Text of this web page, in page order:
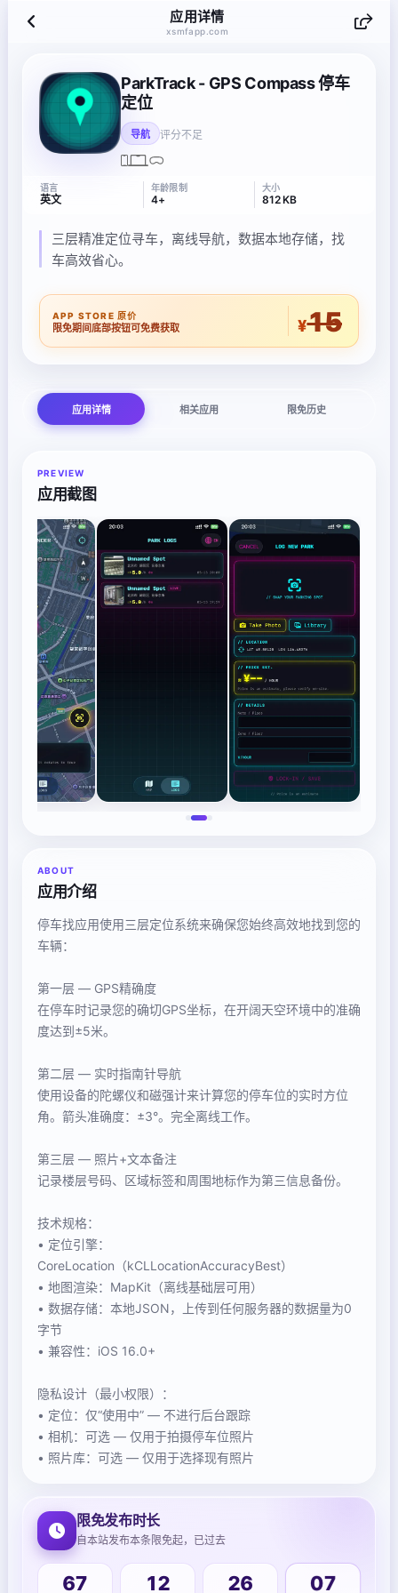
应用详情
xsmfapp.com
ParkTrack - GPS Compass 停车
定位
导航 评分不足
语言
英文
年龄限制
4+
大小
812 KB
三层精准定位寻车，离线导航，数据本地存储，找
车高效省心。
APP STORE 原价
限免期间底部按钮可免费获取 ¥15
应用详情 相关应用 限免历史
PREVIEW
应用截图
ABOUT
应用介绍
停车找应用使用三层定位系统来确保您始终高效地找到您的
车辆：
第一层 — GPS精确度
在停车时记录您的确切GPS坐标，在开阔天空环境中的准确
度达到±5米。
第二层 — 实时指南针导航
使用设备的陀螺仪和磁强计来计算您的停车位的实时方位
角。箭头准确度：±3°。完全离线工作。
第三层 — 照片+文本备注
记录楼层号码、区域标签和周围地标作为第三信息备份。
技术规格：
• 定位引擎：
CoreLocation（kCLLocationAccuracyBest）
• 地图渲染：MapKit（离线基础层可用）
• 数据存储：本地JSON，上传到任何服务器的数据量为0
字节
• 兼容性：iOS 16.0+
隐私设计（最小权限）：
• 定位：仅“使用中” — 不进行后台跟踪
• 相机：可选 — 仅用于拍摄停车位照片
• 照片库：可选 — 仅用于选择现有照片
限免发布时长
自本站发布本条限免起，已过去
67 12 26 07